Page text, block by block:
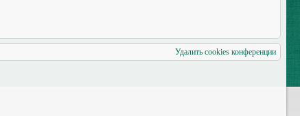
Удалить cookies конференции